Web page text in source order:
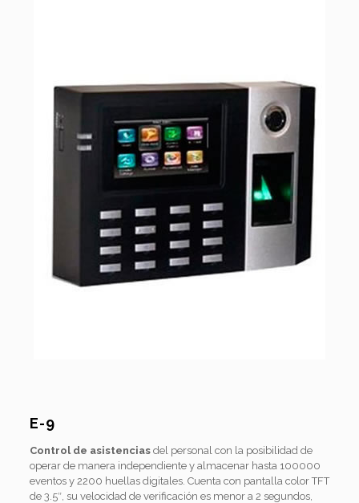
E-9
Control de asistenciasdel personal con la posibilidad de
operar de manera independiente y almacenar hasta 100000
eventos y 2200 huellas digitales. Cuenta con pantalla color TFT
de 3.5″, su velocidad de verificación es menor a 2 segundos,